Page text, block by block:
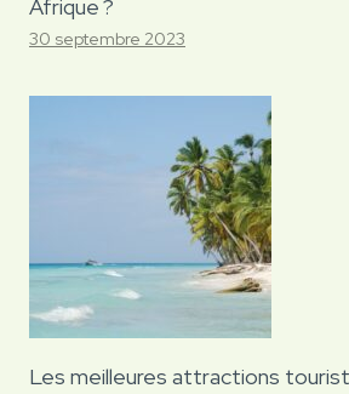
Afrique ?
30 septembre 2023
Les meilleures attractions